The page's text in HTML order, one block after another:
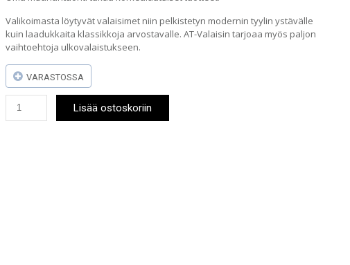
Valikoimasta löytyvät valaisimet niin pelkistetyn modernin tyylin ystävälle
kuin laadukkaita klassikkoja arvostavalle. AT-Valaisin tarjoaa myös paljon
vaihtoehtoja ulkovalaistukseen.
VARASTOSSA
Valaisin
Lisää ostoskoriin